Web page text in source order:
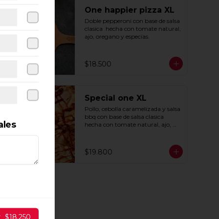
One happier pizza XL
Doble pepperoni con base de salsa
clasica  hecha con tomate natural,
ajo, oregano y especias.
$18.500
Special one XL
Pollo, cebolla caramelizada y salsa
bbq con base de salsa clasica
hecha con tomate natural, ajo,
$19.800
$18.250